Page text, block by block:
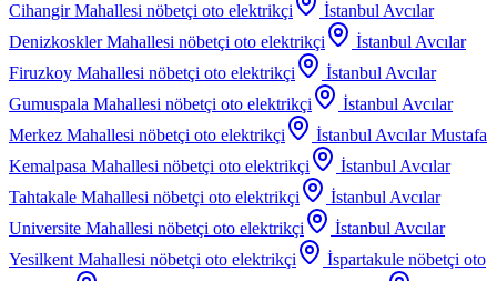
Cihangir Mahallesi nöbetçi oto elektrikçi
İstanbul Avcılar
Denizkoskler Mahallesi nöbetçi oto elektrikçi
İstanbul Avcılar
Firuzkoy Mahallesi nöbetçi oto elektrikçi
İstanbul Avcılar
Gumuspala Mahallesi nöbetçi oto elektrikçi
İstanbul Avcılar
Merkez Mahallesi nöbetçi oto elektrikçi
İstanbul Avcılar Mustafa
Kemalpasa Mahallesi nöbetçi oto elektrikçi
İstanbul Avcılar
Tahtakale Mahallesi nöbetçi oto elektrikçi
İstanbul Avcılar
Universite Mahallesi nöbetçi oto elektrikçi
İstanbul Avcılar
Yesilkent Mahallesi nöbetçi oto elektrikçi İspartakule nöbetçi oto